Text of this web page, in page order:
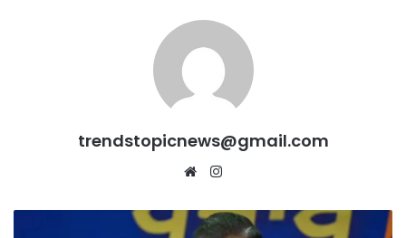
trendstopicnews@gmail.com
Website